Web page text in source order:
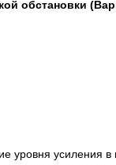
обстановки
уровня усиления